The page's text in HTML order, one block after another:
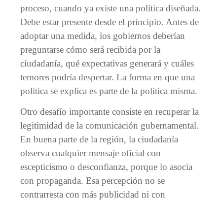
proceso, cuando ya existe una política diseñada.
Debe estar presente desde el principio. Antes de
adoptar una medida, los gobiernos deberían
preguntarse cómo será recibida por la
ciudadanía, qué expectativas generará y cuáles
temores podría despertar. La forma en que una
política se explica es parte de la política misma.
Otro desafío importante consiste en recuperar la
legitimidad de la comunicación gubernamental.
En buena parte de la región, la ciudadanía
observa cualquier mensaje oficial con
escepticismo o desconfianza, porque lo asocia
con propaganda. Esa percepción no se
contrarresta con más publicidad ni con